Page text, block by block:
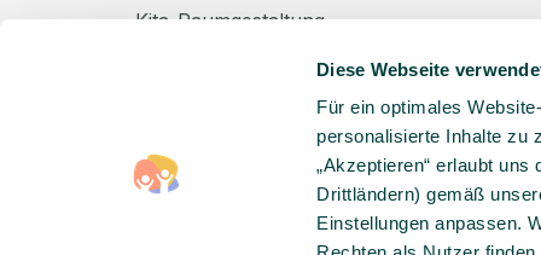
Diese Webseite
Für ein optimales
personalisierte Inhalte zu
„Akzeptieren“ erlaubt
Drittländern) gemäß
Einstellungen anpassen.
Kita-Raumgestaltung
Windelpauschale
Kindertagespflege
Hinweise zur Batterieentsorgung